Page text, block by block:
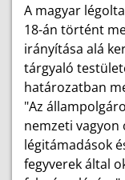
A magyar
18-án történt
irányítása alá
tárgyaló
határozatban
"Az
nemzeti vagyon
légitámadások
fegyverek által